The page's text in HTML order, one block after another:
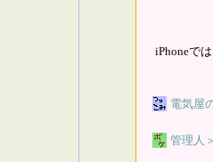
iPhoneで
電気屋
管理人